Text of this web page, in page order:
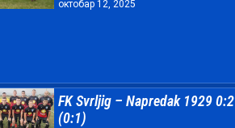
октобар 12, 2025
FK Svrljig – Napredak 1929 0:2
(0:1)